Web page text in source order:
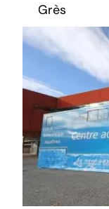
Grès